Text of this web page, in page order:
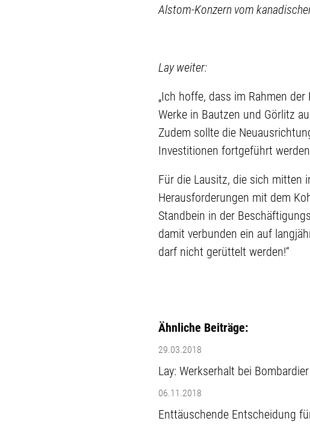
Alstom-Konzern vom
Lay weiter:
„Ich hoffe, dass im Rahmen
Werke in Bautzen und Görlitz
Zudem sollte die
Investitionen fortgeführt
Für die Lausitz, die sich mitten
Herausforderungen mit dem
Standbein in der
damit verbunden ein auf
darf nicht gerüttelt werden!“
Ähnliche Beiträge:
29.03.2018
Lay: Werkserhalt bei
06.11.2018
Enttäuschende Entscheidung